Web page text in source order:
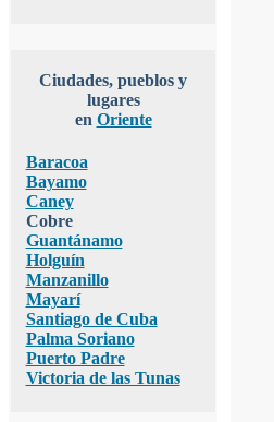
Ciudades, pueblos y
lugares
en Oriente
Baracoa
Bayamo
Caney
Cobre
Guantánamo
Holguín
Manzanillo
Mayarí
Santiago de Cuba
Palma Soriano
Puerto Padre
Victoria de las Tunas